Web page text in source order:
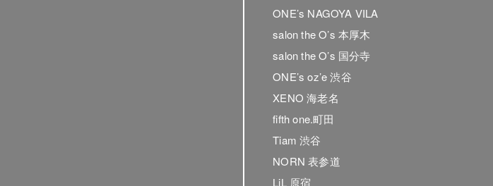
ONE’s NAGOYA VILA
salon the O’s 本厚木
salon the O’s 国分寺
ONE’s oz’e 渋谷
XENO 海老名
fifth one.町田
Tiam 渋谷
NORN 表参道
LiL 原宿